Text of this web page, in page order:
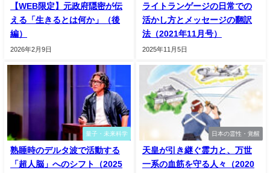
【WEB限定】元政府隠密が伝
える「生きるとは何か」（後
編）
2026年2月9日
ライトランゲージの日常での
活かし方とメッセージの翻訳
法（2021年11月号）
2025年11月5日
量子・未来科学
熟睡時のデルタ波で活動する
「超人脳」へのシフト（2025
日本の霊性・覚醒
天皇が引き継ぐ霊力と、万世
一系の血筋を守る人々（2020